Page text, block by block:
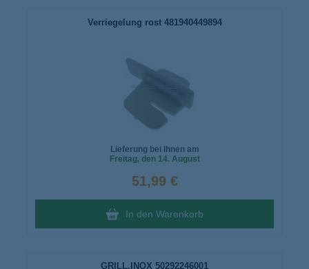
Verriegelung rost 481940449894
Lieferung bei Ihnen am
Freitag, den 14. August
51,99 €
In den Warenkorb
GRILL,INOX 50292246001